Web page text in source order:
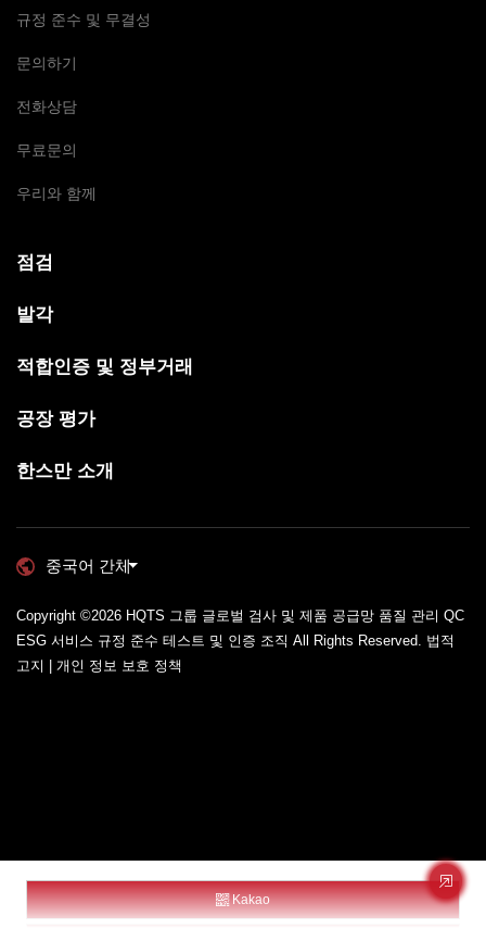
규정 준수 및 무결성
문의하기
전화상담
무료문의
우리와 함께
점검
발각
적합인증 및 정부거래
공장 평가
한스만 소개
중국어 간체
Copyright ©2026 HQTS 그룹 글로벌 검사 및 제품 공급망 품질 관리 QC
ESG 서비스 규정 준수 테스트 및 인증 조직 All Rights Reserved. 법적
고지 | 개인 정보 보호 정책
Kakao